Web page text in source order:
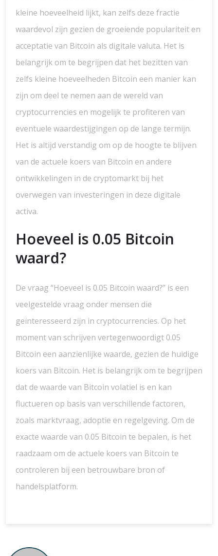
kleine hoeveelheid lijkt, kan zelfs deze fractie
waardevol zijn gezien de groeiende populariteit en
acceptatie van Bitcoin als digitale valuta. Het is
belangrijk om te begrijpen dat het bezitten van
zelfs kleine hoeveelheden Bitcoin een manier kan
zijn om deel te nemen aan de wereld van
cryptocurrencies en mogelijk te profiteren van
eventuele waardestijgingen op de lange termijn.
Het is altijd verstandig om op de hoogte te blijven
van de actuele koers van Bitcoin en andere
ontwikkelingen in de cryptomarkt bij het
overwegen van investeringen in deze digitale
activa.
Hoeveel is 0.05 Bitcoin
waard?
De vraag “Hoeveel is 0.05 Bitcoin waard?” is een
veelgestelde vraag onder mensen die
geïnteresseerd zijn in cryptocurrencies. Op het
moment van schrijven vertegenwoordigt 0.05
Bitcoin een aanzienlijke waarde, gezien de huidige
koers van Bitcoin. Het is belangrijk om te begrijpen
dat de waarde van Bitcoin volatiel is en kan
fluctueren op basis van verschillende factoren,
zoals marktvraag, adoptie en regelgeving. Om de
exacte waarde van 0.05 Bitcoin te bepalen, is het
raadzaam om de actuele koers van Bitcoin te
controleren bij een betrouwbare bron of
handelsplatform.